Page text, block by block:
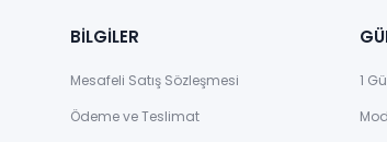
BİLGİLER
Mesafeli Satış Sözleşmesi
Ödeme ve Teslimat
1